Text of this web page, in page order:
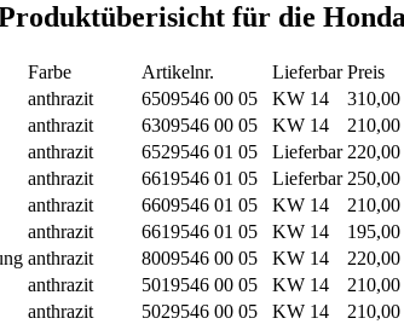
für die
Farbe Artikelnr. Lieferbar Preis
anthrazit 6509546 00 05 KW 14
310,00
anthrazit 6309546 00 05 KW 14
210,00
anthrazit 6529546 01 05 Lieferbar 220,00
anthrazit 6619546 01 05 Lieferbar 250,00
anthrazit 6609546 01 05 KW 14
210,00
anthrazit 6619546 01 05 KW 14
195,00
anthrazit 8009546 00 05 KW 14
220,00
anthrazit 5019546 00 05 KW 14
210,00
anthrazit 5029546 00 05 KW 14
210,00